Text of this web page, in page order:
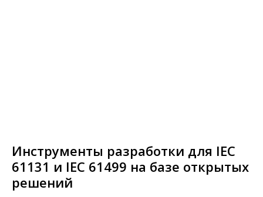
Инструменты разработки для IEC
61131 и IEC 61499 на базе открытых
решений